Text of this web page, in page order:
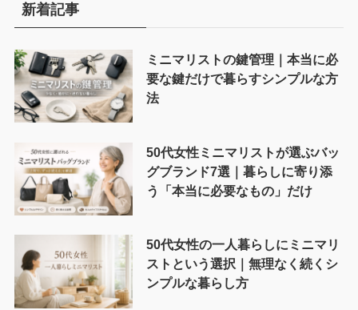
新着記事
ミニマリストの鍵管理｜本当に必
要な鍵だけで暮らすシンプルな方
法
50代女性ミニマリストが選ぶバッ
グブランド7選｜暮らしに寄り添
う「本当に必要なもの」だけ
50代女性の一人暮らしにミニマリ
ストという選択｜無理なく続くシ
ンプルな暮らし方